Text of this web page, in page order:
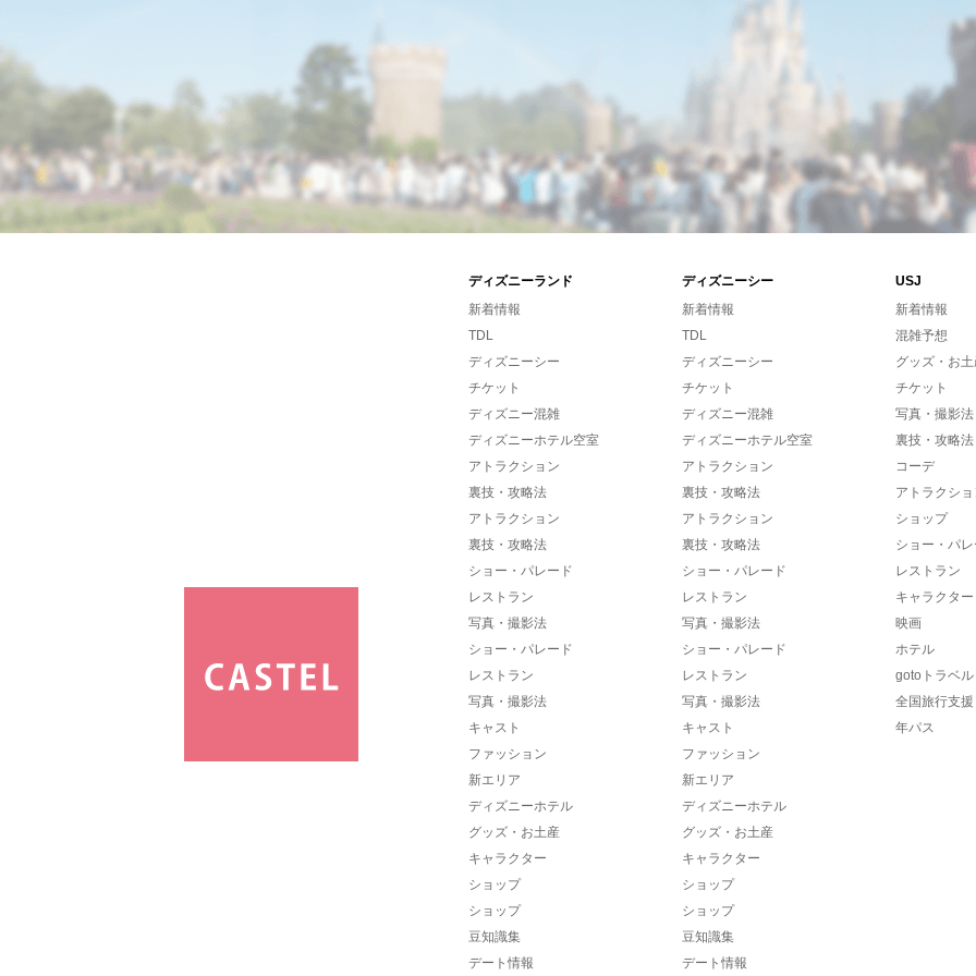
ディズニーランド ディズニーシー
USJ
新着情報
TDL
ディズニーシー
チケット
ディズニー混雑
ディズニーホテル空室
アトラクション
裏技・攻略法
アトラクション
裏技・攻略法
ショー・パレード
レストラン
写真・撮影法
ショー・パレード
レストラン
写真・撮影法
キャスト
ファッション
新エリア
ディズニーホテル
グッズ・お土産
キャラクター
ショップ
ショップ
豆知識集
デート情報
新着情報
TDL
ディズニーシー
チケット
ディズニー混雑
ディズニーホテル空室
アトラクション
裏技・攻略法
アトラクション
裏技・攻略法
ショー・パレード
レストラン
写真・撮影法
ショー・パレード
レストラン
写真・撮影法
キャスト
ファッション
新エリア
ディズニーホテル
グッズ・お土産
キャラクター
ショップ
ショップ
豆知識集
デート情報
新着情報
混雑予想
グッズ・お
チケット
写真・撮影法
裏技・攻略法
コーデ
アトラクシ
ショップ
ショー・パ
レストラン
キャラクター
映画
ホテル
gotoトラベル
全国旅行支援
年パス